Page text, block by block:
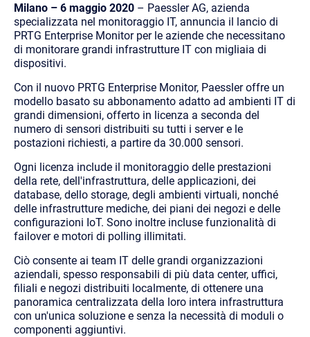
Milano – 6 maggio 2020 – Paessler AG, azienda
specializzata nel monitoraggio IT, annuncia il lancio di
PRTG Enterprise Monitor per le aziende che necessitano
di monitorare grandi infrastrutture IT con migliaia di
dispositivi.
Con il nuovo PRTG Enterprise Monitor, Paessler offre un
modello basato su abbonamento adatto ad ambienti IT di
grandi dimensioni, offerto in licenza a seconda del
numero di sensori distribuiti su tutti i server e le
postazioni richiesti, a partire da 30.000 sensori.
Ogni licenza include il monitoraggio delle prestazioni
della rete, dell'infrastruttura, delle applicazioni, dei
database, dello storage, degli ambienti virtuali, nonché
delle infrastrutture mediche, dei piani dei negozi e delle
configurazioni IoT. Sono inoltre incluse funzionalità di
failover e motori di polling illimitati.
Ciò consente ai team IT delle grandi organizzazioni
aziendali, spesso responsabili di più data center, uffici,
filiali e negozi distribuiti localmente, di ottenere una
panoramica centralizzata della loro intera infrastruttura
con un'unica soluzione e senza la necessità di moduli o
componenti aggiuntivi.